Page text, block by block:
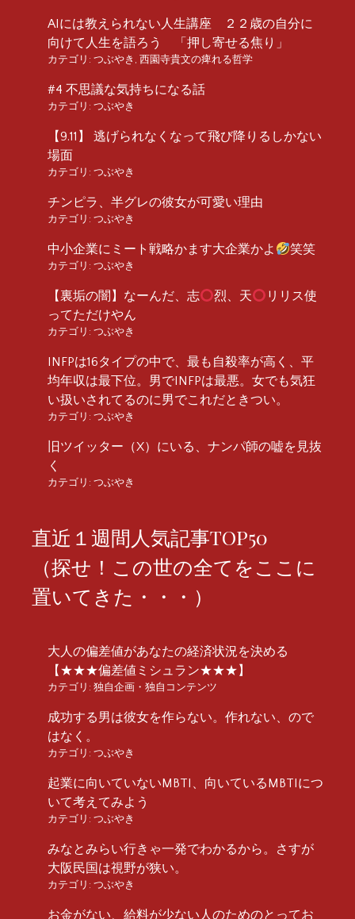
AIには教えられない人生講座 ２２歳の自分に
向けて人生を語ろう 「押し寄せる焦り」
カテゴリ: つぶやき , 西園寺貴文の痺れる哲学
#4 不思議な気持ちになる話
カテゴリ: つぶやき
【9.11】 逃げられなくなって飛び降りるしかない
場面
カテゴリ: つぶやき
チンピラ、半グレの彼女が可愛い理由
カテゴリ: つぶやき
中小企業にミート戦略かます大企業かよ 笑笑
カテゴリ: つぶやき
【裏垢の闇】なーんだ、志 烈、天
リリス使
ってただけやん
カテゴリ: つぶやき
INFPは16タイプの中で、最も自殺率が高く、平
均年収は最下位。男でINFPは最悪。女でも気狂
い扱いされてるのに男でこれだときつい。
カテゴリ: つぶやき
旧ツイッター（X）にいる、ナンパ師の嘘を見抜
く
カテゴリ: つぶやき
直近１週間人気記事TOP50
（探せ！この世の全てをここに
置いてきた・・・）
大人の偏差値があなたの経済状況を決める
【★★★偏差値ミシュラン★★★】
カテゴリ: 独自企画・独自コンテンツ
成功する男は彼女を作らない。作れない、ので
はなく。
カテゴリ: つぶやき
起業に向いていないMBTI、向いているMBTIにつ
いて考えてみよう
カテゴリ: つぶやき
みなとみらい行きゃ一発でわかるから。さすが
大阪民国は視野が狭い。
カテゴリ: つぶやき
お金がない、給料が少ない人のためのとってお